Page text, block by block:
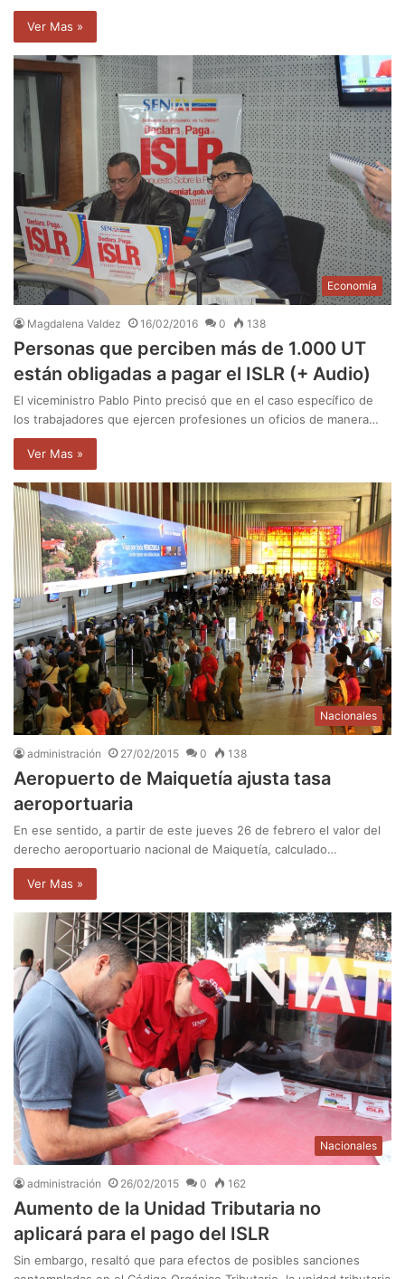
Ver Mas »
Economía
Magdalena Valdez 16/02/2016 0 138
Personas que perciben más de 1.000 UT
están obligadas a pagar el ISLR (+ Audio)
El viceministro Pablo Pinto precisó que en el caso específico de
los trabajadores que ejercen profesiones un oficios de manera…
Ver Mas »
Nacionales
administración 27/02/2015 0 138
Aeropuerto de Maiquetía ajusta tasa
aeroportuaria
En ese sentido, a partir de este jueves 26 de febrero el valor del
derecho aeroportuario nacional de Maiquetía, calculado…
Ver Mas »
Nacionales
administración 26/02/2015 0 162
Aumento de la Unidad Tributaria no
aplicará para el pago del ISLR
Sin embargo, resaltó que para efectos de posibles sanciones